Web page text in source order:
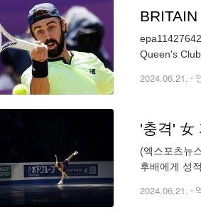
2024.06.21.
'충격' 女
(엑스포츠뉴
후배에게 성
2024.06.21.